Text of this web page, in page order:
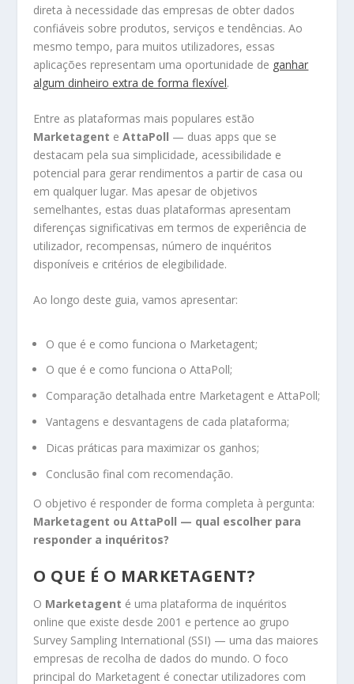
direta à necessidade das empresas de obter dados
confiáveis sobre produtos, serviços e tendências. Ao
mesmo tempo, para muitos utilizadores, essas
aplicações representam uma oportunidade de ganhar
algum dinheiro extra de forma flexível.
Entre as plataformas mais populares estão
Marketagent eAttaPoll — duas apps que se
destacam pela sua simplicidade, acessibilidade e
potencial para gerar rendimentos a partir de casa ou
em qualquer lugar. Mas apesar de objetivos
semelhantes, estas duas plataformas apresentam
diferenças significativas em termos de experiência de
utilizador, recompensas, número de inquéritos
disponíveis e critérios de elegibilidade.
Ao longo deste guia, vamos apresentar:
O que é e como funciona o Marketagent;
O que é e como funciona o AttaPoll;
Comparação detalhada entre Marketagent e AttaPoll;
Vantagens e desvantagens de cada plataforma;
Dicas práticas para maximizar os ganhos;
Conclusão final com recomendação.
O objetivo é responder de forma completa à pergunta:
Marketagent ou AttaPoll — qual escolher para
responder a inquéritos?
O QUE É O MARKETAGENT?
O Marketagent é uma plataforma de inquéritos
online que existe desde 2001 e pertence ao grupo
Survey Sampling International (SSI) — uma das maiores
empresas de recolha de dados do mundo. O foco
principal do Marketagent é conectar utilizadores com